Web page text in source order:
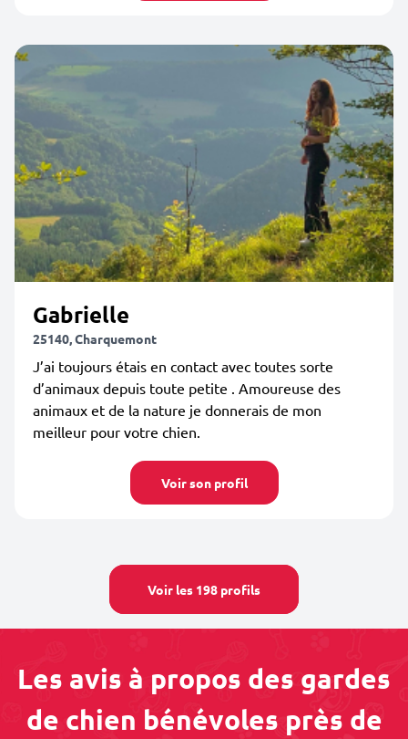
Gabrielle
25140, Charquemont
J’ai toujours étais en contact avec toutes sorte
d’animaux depuis toute petite . Amoureuse des
animaux et de la nature je donnerais de mon
meilleur pour votre chien.
Voir son profil
Voir les 198 profils
Les avis à propos des gardes
de chien bénévoles près de